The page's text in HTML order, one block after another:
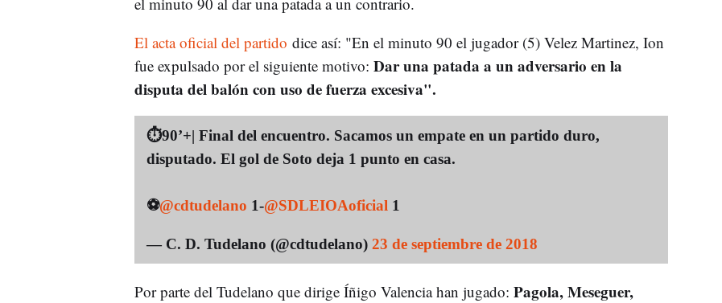
El acta oficial del partido dice así: "En el minuto 90 el jugador (5) Velez Martinez, Ion
fue expulsado por el siguiente motivo: Dar una patada a un adversario en la
disputa del balón con uso de fuerza excesiva".
⏱90’+| Final del encuentro. Sacamos un empate en un partido duro,
disputado. El gol de Soto deja 1 punto en casa.
⚽️@cdtudelano 1-@SDLEIOAoficial 1
— C. D. Tudelano (@cdtudelano) 23 de septiembre de 2018
Por parte del Tudelano que dirige Íñigo Valencia han jugado: Pagola, Meseguer,